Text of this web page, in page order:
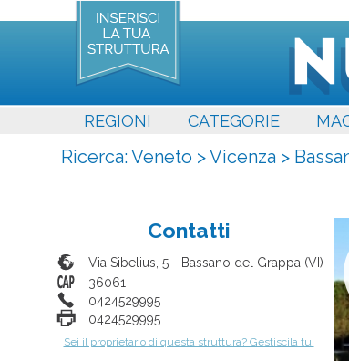
REGIONI CATEGORIE
Ricerca:Veneto >Vicenza >
Contatti
Via Sibelius, 5 - Bassano del Grappa (VI)
36061
0424529995
0424529995
Sei il proprietario di questa struttura? Gestiscila tu!